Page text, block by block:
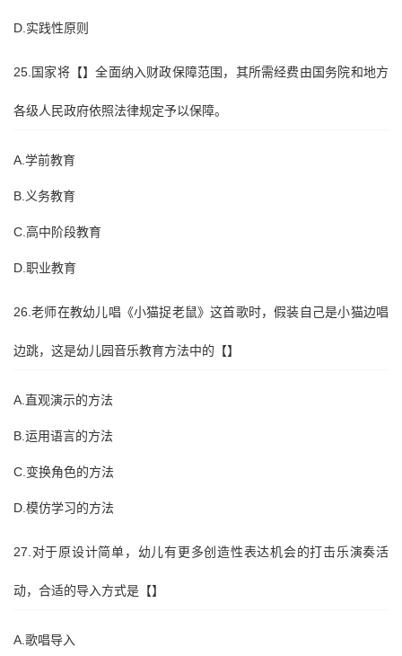
D.实践性原则
25.国家将【】全面纳入财政保障范围，其所需经费由国务院和地方
各级人民政府依照法律规定予以保障。
A.学前教育
B.义务教育
C.高中阶段教育
D.职业教育
26.老师在教幼儿唱《小猫捉老鼠》这首歌时，假装自己是小猫边唱
边跳，这是幼儿园音乐教育方法中的【】
A.直观演示的方法
B.运用语言的方法
C.变换角色的方法
D.模仿学习的方法
27.对于原设计简单，幼儿有更多创造性表达机会的打击乐演奏活
动，合适的导入方式是【】
A.歌唱导入